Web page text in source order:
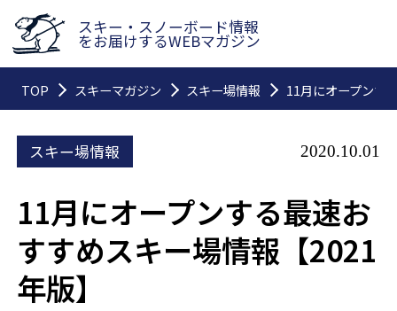
スキー・スノーボード情報
をお届けするWEBマガジン
TOP スキーマガジン スキー場情報 11月にオープンす
スキー場情報 2020.10.01
11月にオープンする最速お
すすめスキー場情報【2021
年版】